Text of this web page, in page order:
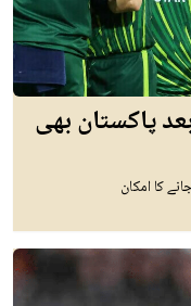
پاکستان بھی
کا امکان